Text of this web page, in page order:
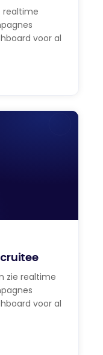
realtime
voor al
zie realtime
voor al